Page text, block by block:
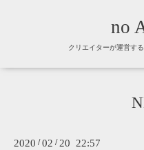
no
クリエイターが運営す
2020 /02 / 20 22:57